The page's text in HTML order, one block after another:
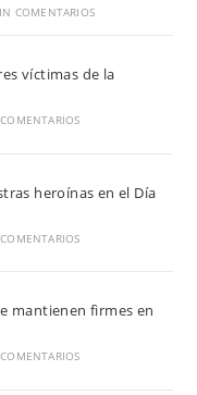
COMENTARIOS
víctimas de la
heroínas en el Día
mantienen firmes en